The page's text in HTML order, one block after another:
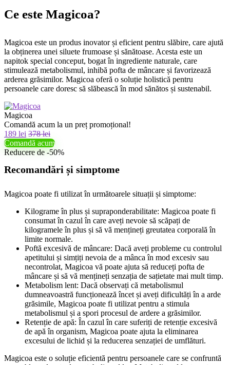
Ce este Magicoa?
Magicoa este un produs inovator și eficient pentru slăbire, care ajută
la obținerea unei siluete frumoase și sănătoase. Acesta este un
napitok special conceput, bogat în ingrediente naturale, care
stimulează metabolismul, inhibă pofta de mâncare și favorizează
arderea grăsimilor. Magicoa oferă o soluție holistică pentru
persoanele care doresc să slăbească în mod sănătos și sustenabil.
Magicoa
Comandă acum la un preț promoțional!
189 lei 378 lei
Comandă acum
Reducere de -50%
Recomandări și simptome
Magicoa poate fi utilizat în următoarele situații și simptome:
Kilograme în plus și supraponderabilitate: Magicoa poate fi
consumat în cazul în care aveți nevoie să scăpați de
kilogramele în plus și să vă mențineți greutatea corporală în
limite normale.
Poftă excesivă de mâncare: Dacă aveți probleme cu controlul
apetitului și simțiți nevoia de a mânca în mod excesiv sau
necontrolat, Magicoa vă poate ajuta să reduceți pofta de
mâncare și să vă mențineți senzația de sațietate mai mult timp.
Metabolism lent: Dacă observați că metabolismul
dumneavoastră funcționează încet și aveți dificultăți în a arde
grăsimile, Magicoa poate fi utilizat pentru a stimula
metabolismul și a spori procesul de ardere a grăsimilor.
Retenție de apă: În cazul în care suferiți de retenție excesivă
de apă în organism, Magicoa poate ajuta la eliminarea
excesului de lichid și la reducerea senzației de umflături.
Magicoa este o soluție eficientă pentru persoanele care se confruntă